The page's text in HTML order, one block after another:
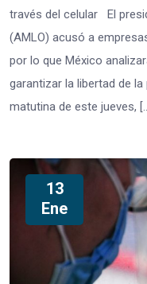
través del celular El
(AMLO) acusó a
por lo que México
garantizar la libertad de
matutina de este jueves,
13
Ene